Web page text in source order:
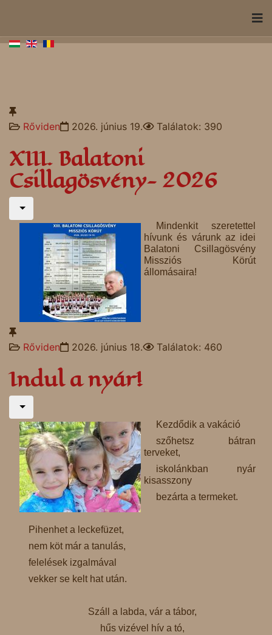
Rőviden 2026. június 19. Találatok: 390
XIII. Balatoni
Csillagösvény- 2026
Mindenkit szeretettel
hívunk és várunk az idei
Balatoni Csillagösvény
Missziós Körút
állomásaira!
Rőviden 2026. június 18. Találatok: 460
Indul a nyár!
Kezdődik a vakáció
szőhetsz bátran
terveket,
iskolánkban nyár
kisasszony
bezárta a termeket.
Pihenhet a leckefüzet,
nem köt már a tanulás,
felelések izgalmával
vekker se kelt hat után.
Száll a labda, vár a tábor,
hűs vizével hív a tó,